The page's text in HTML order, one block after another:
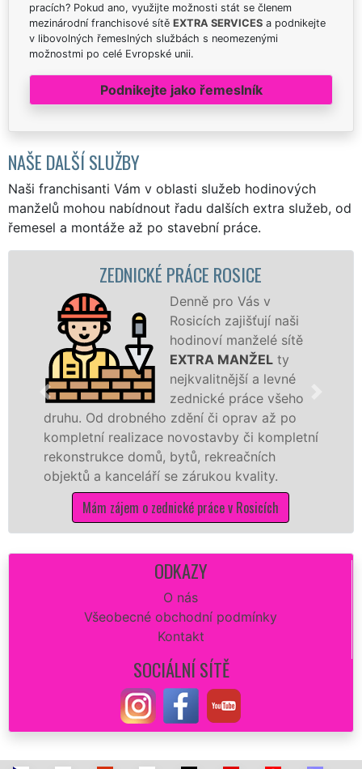
pracích? Pokud ano, využijte možnosti stát se členem
mezinárodní franchisové sítě EXTRA SERVICES a podnikejte
v libovolných řemeslných službách s neomezenými
možnostmi po celé Evropské unii.
Podnikejte jako řemeslník
NAŠE DALŠÍ SLUŽBY
Naši franchisanti Vám v oblasti služeb hodinových
manželů mohou nabídnout řadu dalších extra služeb, od
řemesel a montáže až po stavební práce.
ZEDNICKÉ PRÁCE ROSICE
Denně pro Vás v
Rosicích zajišťují naši
hodinoví manželé sítě
EXTRA MANŽELty
nejkvalitnější a levné
zednické práce všeho
Od drobného zdění či oprav až po
realizace novostavby či kompletní
domů, bytů, rekreačních
a kanceláří se zárukou kvality.
Mám zájem o zednické práce v Rosicích
ODKAZY
O nás
Všeobecné obchodní podmínky
Kontakt
SOCIÁLNÍ SÍTĚ